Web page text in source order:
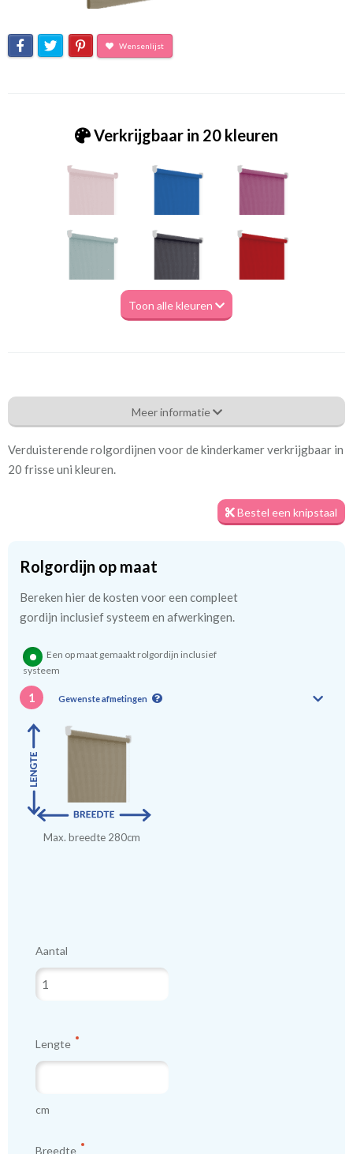
Wensenlijst
Verkrijgbaar in 20 kleuren
Toon alle kleuren
Ms_ 6257 taupe
Eigenschappen gordijnstof
Artikelnummer
200 cm
We hebben bijna alle stoffen op voorraad, bestel daarom gerust
Zo weet u precies met welke kleur en kwaliteit uw gordijnen
worden gemaakt.
kindergordijnen voeren: een verschil van dag en nacht!
Meer informatie
Verduisterende rolgordijnen voor de kinderkamer verkrijgbaar in
20 frisse uni kleuren.
Bestel een knipstaal
Rolgordijn op maat
Bereken hier de kosten voor een compleet
gordijn inclusief systeem en afwerkingen.
Een op maat gemaakt rolgordijn inclusief
systeem
1 Gewenste afmetingen
Max. breedte 280cm
Aantal
Lengte
cm
Breedte